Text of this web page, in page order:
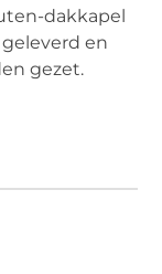
dakkapel
en
gezet.